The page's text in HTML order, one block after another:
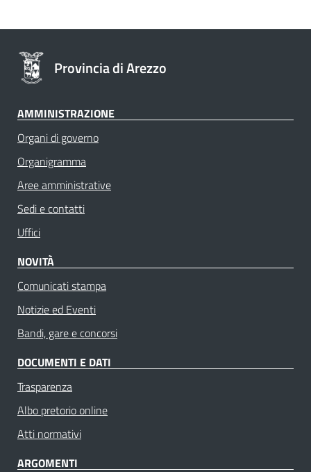
Provincia di Arezzo
AMMINISTRAZIONE
Organi di governo
Organigramma
Aree amministrative
Sedi e contatti
Uffici
NOVITÀ
Comunicati stampa
Notizie ed Eventi
Bandi, gare e concorsi
DOCUMENTI E DATI
Trasparenza
Albo pretorio online
Atti normativi
ARGOMENTI